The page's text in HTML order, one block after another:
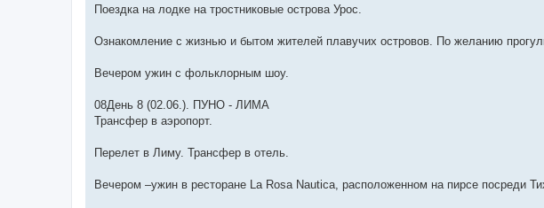
Поездка на лодке на тростниковые острова Урос.
Ознакомление с жизнью и бытом жителей плавучих островов. По желанию
Вечером ужин с фольклорным шоу.
08День 8 (02.06.). ПУНО - ЛИМА
Трансфер в аэропорт.
Перелет в Лиму. Трансфер в отель.
Вечером –ужин в ресторане La Rosa Nautica, расположенном на пирсе посреди